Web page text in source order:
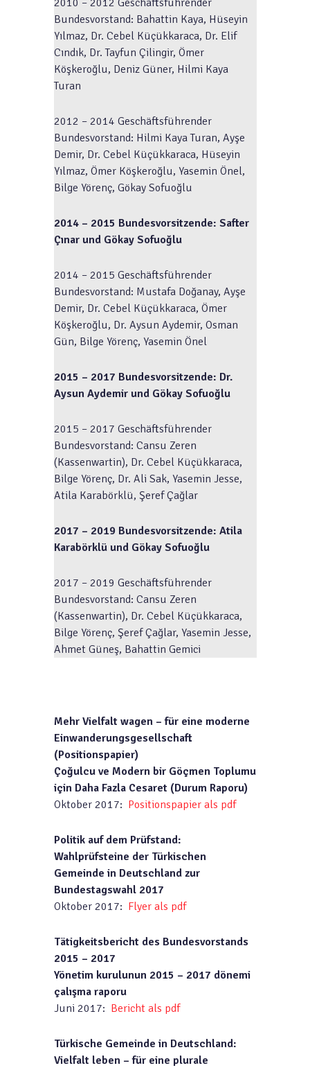
Bundesvorstand: Bahattin Kaya, Hüseyin
Yılmaz, Dr. Cebel Küçükkaraca, Dr. Elif
Cındık, Dr. Tayfun Çilingir, Ömer
Köşkeroğlu, Deniz Güner, Hilmi Kaya
Turan
2012 – 2014 Geschäftsführender
Bundesvorstand: Hilmi Kaya Turan, Ayşe
Demir, Dr. Cebel Küçükkaraca, Hüseyin
Yılmaz, Ömer Köşkeroğlu, Yasemin Önel,
Bilge Yörenç, Gökay Sofuoğlu
2014 – 2015 Bundesvorsitzende: Safter
Çınar und Gökay Sofuoğlu
2014 – 2015 Geschäftsführender
Bundesvorstand: Mustafa Doğanay, Ayşe
Demir, Dr. Cebel Küçükkaraca, Ömer
Köşkeroğlu, Dr. Aysun Aydemir, Osman
Gün, Bilge Yörenç, Yasemin Önel
2015 – 2017 Bundesvorsitzende: Dr.
Aysun Aydemir und Gökay Sofuoğlu
2015 – 2017 Geschäftsführender
Bundesvorstand: Cansu Zeren
(Kassenwartin), Dr. Cebel Küçükkaraca,
Bilge Yörenç, Dr. Ali Sak, Yasemin Jesse,
Atila Karabörklü, Şeref Çağlar
2017 – 2019 Bundesvorsitzende: Atila
Karabörklü und Gökay Sofuoğlu
2017 – 2019 Geschäftsführender
Bundesvorstand: Cansu Zeren
(Kassenwartin), Dr. Cebel Küçükkaraca,
Bilge Yörenç, Şeref Çağlar, Yasemin Jesse,
Ahmet Güneş, Bahattin Gemici
Mehr Vielfalt wagen – für eine moderne
Einwanderungsgesellschaft
(Positionspapier)
Çoğulcu ve Modern bir Göçmen Toplumu
için Daha Fazla Cesaret (Durum Raporu)
Oktober 2017: Positionspapier als pdf
Politik auf dem Prüfstand:
Wahlprüfsteine der Türkischen
Gemeinde in Deutschland zur
Bundestagswahl 2017
Oktober 2017: Flyer als pdf
Tätigkeitsbericht des Bundesvorstands
2015 – 2017
Yönetim kurulunun 2015 – 2017 dönemi
çalışma raporu
Juni 2017: Bericht als pdf
Türkische Gemeinde in Deutschland:
Vielfalt leben – für eine plurale